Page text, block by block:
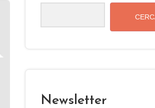
Newsletter